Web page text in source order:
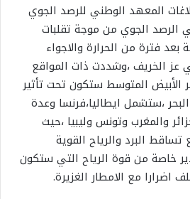
المعهد الوطني للرصد الجوي
الرصد الجوي من موجة تقلبات
فترة من الحرارة والاجواء
الخريف ،وشددت ذات المواقع
المتوسط ستكون تحت تأثير
،ستشمل ايطاليا،فرنسا وعدة
والمغرب وتونس وليبيا ،حيث
البرد والرياح القوية
خاصة من قوة الرياح التي ستكون
مع الامطار الغزيرة.